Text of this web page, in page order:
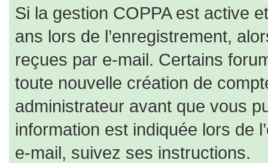
Si la gestion COPPA est active
ans lors de l’enregistrement,
reçues par e-mail. Certains
toute nouvelle création de
administrateur avant que vous
information est indiquée lors de
e-mail, suivez ses instructions.